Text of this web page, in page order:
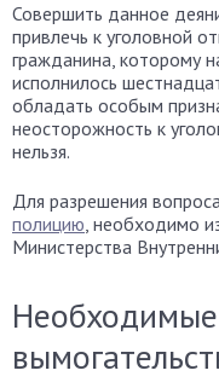
Совершить данное
привлечь к уголовной
гражданина, которому
исполнилось
обладать особым
неосторожность к
нельзя.
Для разрешения
полицию, необходимо
Министерства
Необходимые